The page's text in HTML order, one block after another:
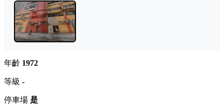
年齡 1972
等級 -
停車場 是